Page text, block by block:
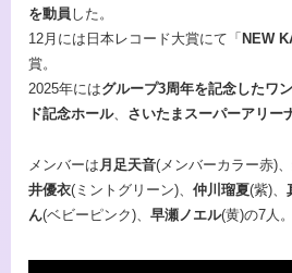
を動員 した。
12月には日本レコード大賞にて「 NEW
賞。
2025年にはグループ3周年を記念したワ
ド記念ホール、 さいたまスーパーアリー
メンバーは 月足天音(メンバーカラー赤)、
井優衣(ミントグリーン)、 仲川瑠夏(紫)、
ん(ベビーピンク)、 早瀬ノエル(黄)の7人。